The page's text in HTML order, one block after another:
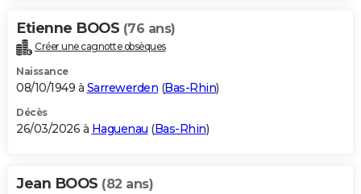
Etienne BOOS (76 ans)
Créer une cagnotte obsèques
Naissance
08/10/1949 à Sarrewerden (Bas-Rhin)
Décès
26/03/2026 à Haguenau (Bas-Rhin)
Jean BOOS (82 ans)